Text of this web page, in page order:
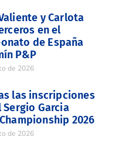
y Carlota
en el
de España
P&P
de 2026
las inscripciones
Sergio Garcia
2026
de 2026